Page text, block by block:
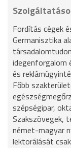
Fordítás cégek
Germanisztika
idegenforgalom
és
Főbb
szépségipar,
Szakszövegek,
német-magyar
lektorálását